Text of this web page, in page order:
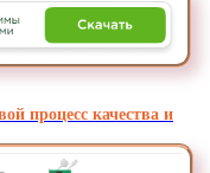
процесс качества и